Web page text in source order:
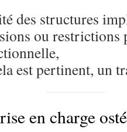
des structures
ou
est pertinent, un
en charge